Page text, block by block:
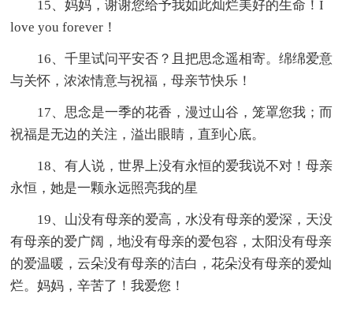
15、妈妈，谢谢您给予我如此灿烂美好的生命！I
love you forever！
16、千里试问平安否？且把思念遥相寄。绵绵爱意
与关怀，浓浓情意与祝福，母亲节快乐！
17、思念是一季的花香，漫过山谷，笼罩您我；而
祝福是无边的关注，溢出眼睛，直到心底。
18、有人说，世界上没有永恒的爱我说不对！母亲
永恒，她是一颗永远照亮我的星
19、山没有母亲的爱高，水没有母亲的爱深，天没
有母亲的爱广阔，地没有母亲的爱包容，太阳没有母亲
的爱温暖，云朵没有母亲的洁白，花朵没有母亲的爱灿
烂。妈妈，辛苦了！我爱您！